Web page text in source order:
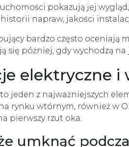
pokazują jej
napraw, jakości
bardzo często oceniają
się później, gdy wychodzą
elektryczne i
jeden z najważniejszych
rynku wtórnym, również w
pierwszy rzut oka.
umknąć